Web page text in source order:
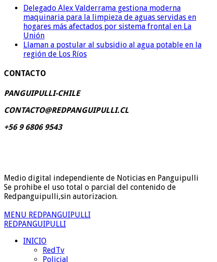
Delegado Alex Valderrama gestiona moderna
maquinaria para la limpieza de aguas servidas en
hogares más afectados por sistema frontal en La
Unión
Llaman a postular al subsidio al agua potable en la
región de Los Ríos
CONTACTO
PANGUIPULLI-CHILE
CONTACTO@REDPANGUIPULLI.CL
+56 9 6806 9543
Medio digital independiente de Noticias en Panguipulli
Se prohibe el uso total o parcial del contenido de
Redpanguipulli,sin autorizacion.
MENU REDPANGUIPULLI
REDPANGUIPULLI
INICIO
RedTv
Policial